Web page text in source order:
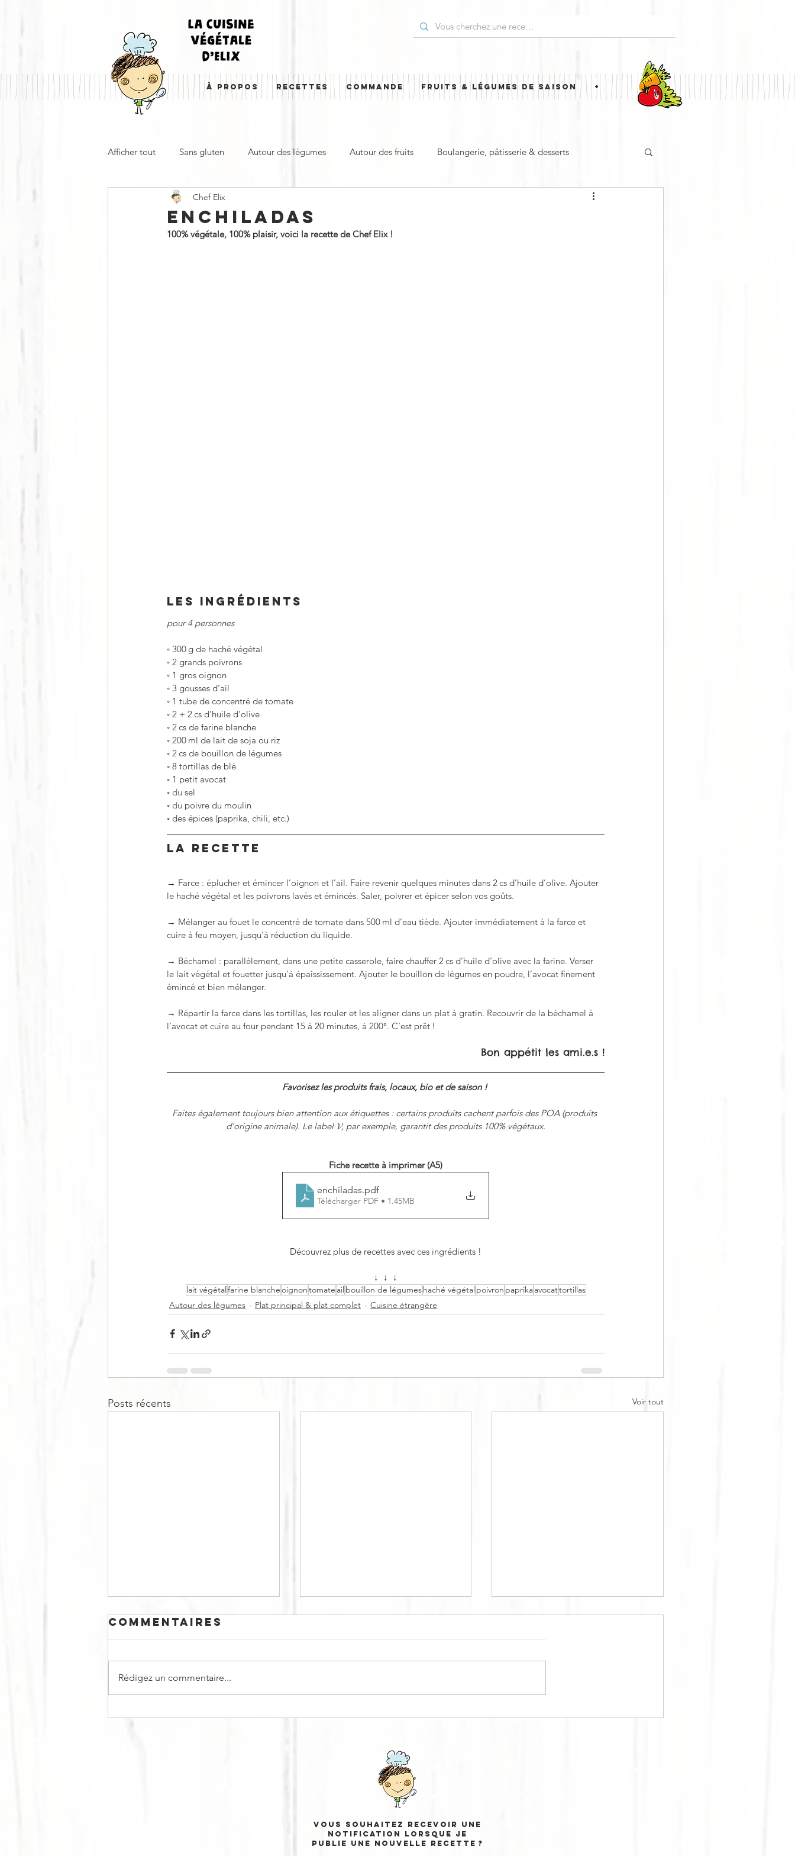
À PROPOS RECETTES COMMANDE FRUITS & LÉGUMES DE SAISON +
Afficher tout Sans gluten Autour des légumes Autour des fruits Boulangerie, pâtisserie & desserts
Entrée, apéro & accompagnement
ENCHILADAS
Chef Elix
100% végétale, 100% plaisir, voici la recette de Chef Elix !
LES INGRÉDIENTS
pour 4 personnes
◦ 300 g de haché végétal
◦ 2 grands poivrons
◦ 1 gros oignon
◦ 3 gousses d’ail
◦ 1 tube de concentré de tomate
◦ 2 + 2 cs d’huile d’olive
◦ 2 cs de farine blanche
◦ 200 ml de lait de soja ou riz
◦ 2 cs de bouillon de légumes
◦ 8 tortillas de blé
◦ 1 petit avocat
◦ du sel
◦ du poivre du moulin
◦ des épices (paprika, chili, etc.)
LA RECETTE
→ Farce : éplucher et émincer l’oignon et l’ail. Faire revenir quelques minutes dans 2 cs d’huile d’olive. Ajouter
le haché végétal et les poivrons lavés et émincés. Saler, poivrer et épicer selon vos goûts.
→ Mélanger au fouet le concentré de tomate dans 500 ml d’eau tiède. Ajouter immédiatement à la farce et
cuire à feu moyen, jusqu’à réduction du liquide.
→ Béchamel : parallèlement, dans une petite casserole, faire chauffer 2 cs d’huile d’olive avec la farine. Verser
le lait végétal et fouetter jusqu’à épaississement. Ajouter le bouillon de légumes en poudre, l’avocat finement
émincé et bien mélanger.
→ Répartir la farce dans les tortillas, les rouler et les aligner dans un plat à gratin. Recouvrir de la béchamel à
l’avocat et cuire au four pendant 15 à 20 minutes, à 200°. C’est prêt !
Bon appétit les ami.e.s !
Favorisez les produits frais, locaux, bio et de saison !
Faites également toujours bien attention aux étiquettes : certains produits cachent parfois des POA (produits
d’origine animale). Le label 𝓥, par exemple, garantit des produits 100% végétaux.
Fiche recette à imprimer (A5)
enchiladas.pdf
Télécharger PDF • 1.45MB
Découvrez plus de recettes avec ces ingrédients !
↓  ↓  ↓
lait végétalfarine blancheoignontomate ail bouillon de légumeshaché végétal poivron paprikaavocattortillas
Autour des légumes
Plat principal & plat complet Cuisine étrangère
Posts récents Voir tout
Commentaires
Rédigez un commentaire...
Vous souhaitez recevoir une
notification lorsque je
publie une nouvelle recette ?